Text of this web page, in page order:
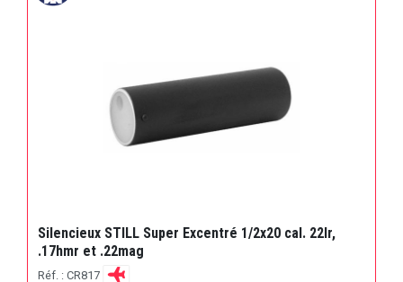
Silencieux STILL Super Excentré 1/2x20 cal. 22lr,
.17hmr et .22mag
Réf. : CR817